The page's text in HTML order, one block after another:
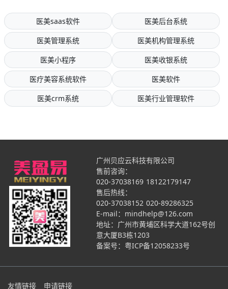
医美saas软件
医美后台系统
医美管理系统
医美机构管理系统
医美小程序
医美收银系统
医疗美容系统软件
医美软件
医美crm系统
医美行业管理软件
广州贝应云科技有限公司
售前咨询：
020-37038169 18122179147
售后热线：
020-37038152 020-89286325
E-mail：mindhelp@126.com
地址：广州市黄埔区科学大道162号创
意大厦B3栋1203
备案号： 粤ICP备12058233号
友情链接 申请链接